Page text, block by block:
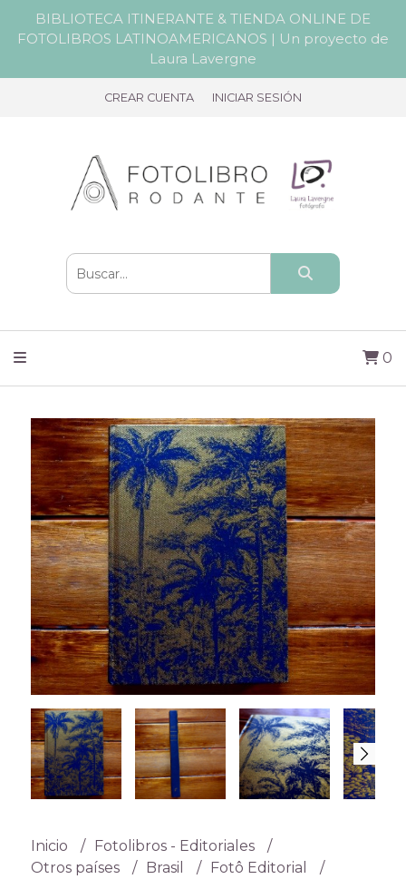
BIBLIOTECA ITINERANTE & TIENDA ONLINE DE
FOTOLIBROS LATINOAMERICANOS | Un proyecto de
Laura Lavergne
CREAR CUENTA INICIAR SESIÓN
0
Inicio
Fotolibros - Editoriales
Otros países
Brasil
Fotô Editorial